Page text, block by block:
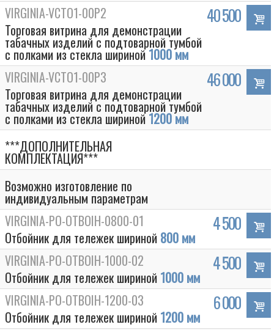
VIRGINIA-VCTO1-00P2
Торговая витрина для демонстрации
табачных изделий с подтоварной тумбой
с полками из стекла шириной1000 мм
40 500
VIRGINIA-VCTO1-00P3
Торговая витрина для демонстрации
табачных изделий с подтоварной тумбой
с полками из стекла шириной1200 мм
46 000
***ДОПОЛНИТЕЛЬНАЯ
КОМПЛЕКТАЦИЯ***
Возможно изготовление по
индивидуальным параметрам
VIRGINIA-PO-OTBOIH-0800-01
Отбойник для тележек шириной 800 мм
4 500
VIRGINIA-PO-OTBOIH-1000-02
Отбойник для тележек шириной 1000 мм
4 500
VIRGINIA-PO-OTBOIH-1200-03
Отбойник для тележек шириной 1200 мм
6 000